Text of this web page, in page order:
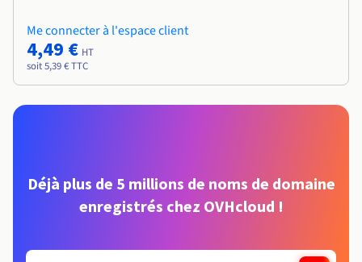
Me connecter à l'espace client
4,49 € HT
soit 5,39 € TTC
Déjà plus de 5 millions de noms de domaine
enregistrés chez OVHcloud !